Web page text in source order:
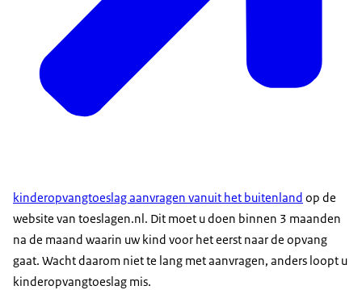
kinderopvangtoeslag aanvragen vanuit het buitenland op de
website van toeslagen.nl. Dit moet u doen binnen 3 maanden
na de maand waarin uw kind voor het eerst naar de opvang
gaat. Wacht daarom niet te lang met aanvragen, anders loopt u
kinderopvangtoeslag mis.